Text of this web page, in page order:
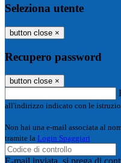
Seleziona utente
button close ×
Recupero password
button close ×
all'indirizzo indicato con le
Non hai una e-mail associata al
tramite la Login Spaggiari